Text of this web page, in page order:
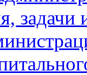
задачи